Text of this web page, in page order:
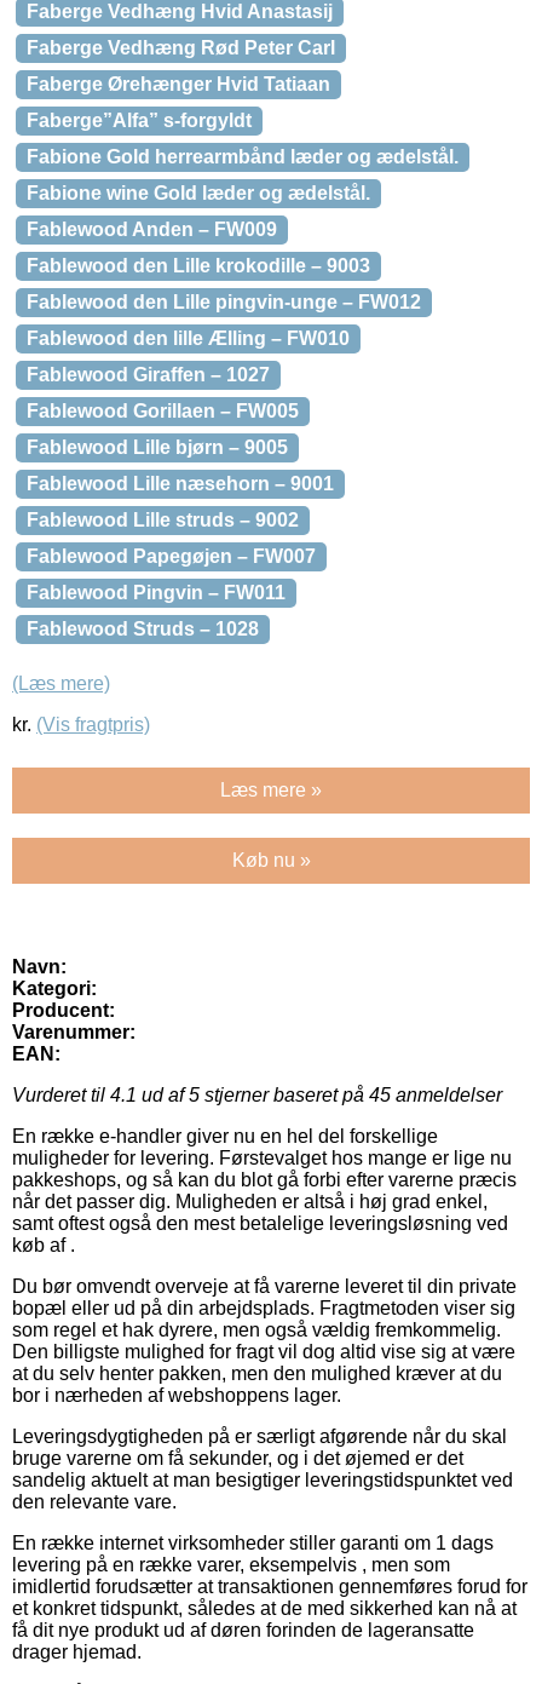
Faberge Vedhæng Hvid Anastasij
Faberge Vedhæng Rød Peter Carl
Faberge Ørehænger Hvid Tatiaan
Faberge”Alfa” s-forgyldt
Fabione Gold herrearmbånd læder og ædelstål.
Fabione wine Gold læder og ædelstål.
Fablewood Anden – FW009
Fablewood den Lille krokodille – 9003
Fablewood den Lille pingvin-unge – FW012
Fablewood den lille Ælling – FW010
Fablewood Giraffen – 1027
Fablewood Gorillaen – FW005
Fablewood Lille bjørn – 9005
Fablewood Lille næsehorn – 9001
Fablewood Lille struds – 9002
Fablewood Papegøjen – FW007
Fablewood Pingvin – FW011
Fablewood Struds – 1028
(Læs mere)
kr. (Vis fragtpris)
Læs mere »
Køb nu »
Navn:
Kategori:
Producent:
Varenummer:
EAN:
Vurderet til 4.1 ud af 5 stjerner baseret på 45 anmeldelser
En række e-handler giver nu en hel del forskellige
muligheder for levering. Førstevalget hos mange er lige nu
pakkeshops, og så kan du blot gå forbi efter varerne præcis
når det passer dig. Muligheden er altså i høj grad enkel,
samt oftest også den mest betalelige leveringsløsning ved
køb af .
Du bør omvendt overveje at få varerne leveret til din private
bopæl eller ud på din arbejdsplads. Fragtmetoden viser sig
som regel et hak dyrere, men også vældig fremkommelig.
Den billigste mulighed for fragt vil dog altid vise sig at være
at du selv henter pakken, men den mulighed kræver at du
bor i nærheden af webshoppens lager.
Leveringsdygtigheden på er særligt afgørende når du skal
bruge varerne om få sekunder, og i det øjemed er det
sandelig aktuelt at man besigtiger leveringstidspunktet ved
den relevante vare.
En række internet virksomheder stiller garanti om 1 dags
levering på en række varer, eksempelvis , men som
imidlertid forudsætter at transaktionen gennemføres forud for
et konkret tidspunkt, således at de med sikkerhed kan nå at
få dit nye produkt ud af døren forinden de lageransatte
drager hjemad.